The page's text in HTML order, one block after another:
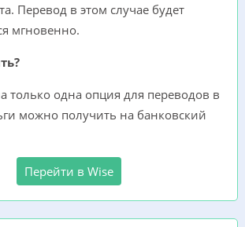
Перевод в этом случае будет
мгновенно.
только одна опция для переводов в
можно получить на банковский
Перейти в Wise